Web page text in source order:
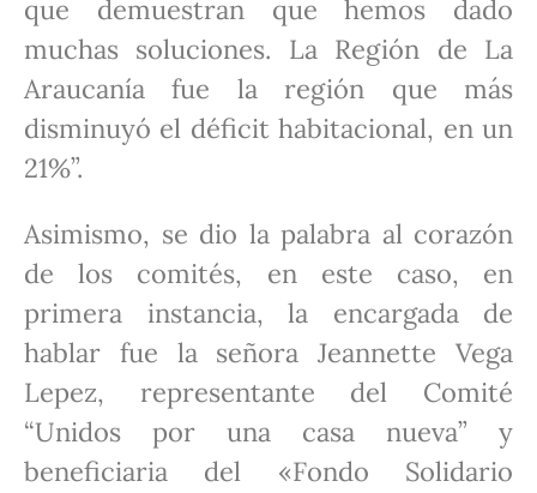
que demuestran que hemos dado
muchas soluciones. La Región de La
Araucanía fue la región que más
disminuyó el déficit habitacional, en un
21%”.
Asimismo, se dio la palabra al corazón
de los comités, en este caso, en
primera instancia, la encargada de
hablar fue la señora Jeannette Vega
Lepez, representante del Comité
“Unidos por una casa nueva” y
beneficiaria del «Fondo Solidario